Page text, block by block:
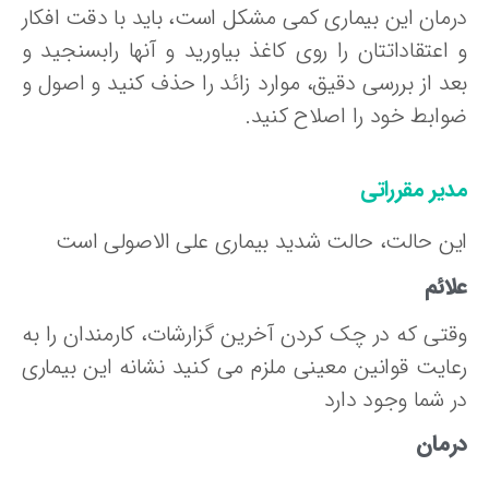
این بیماری کمی مشکل است، باید با دقت افکار
را روی کاغذ بیاورید و آنها رابسنجید و
از بررسی دقیق، موارد زائد را حذف کنید و اصول و
خود را اصلاح کنید.
مقرراتی
حالت، حالت شدید بیماری علی الاصولی است
که در چک کردن آخرین گزارشات، کارمندان را به
قوانین معینی ملزم می کنید نشانه این بیماری
شما وجود دارد